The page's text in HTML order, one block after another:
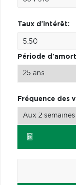
Taux d'intérêt:
Période
Fréquence des